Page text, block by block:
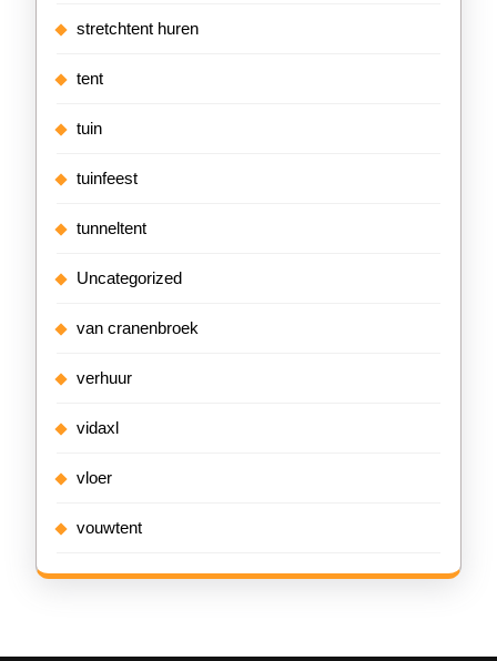
stretchtent huren
tent
tuin
tuinfeest
tunneltent
Uncategorized
van cranenbroek
verhuur
vidaxl
vloer
vouwtent